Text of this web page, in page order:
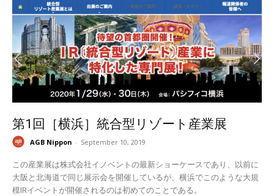
第1回［横浜］統合型リゾート産業展
AGB Nippon - September 10, 2019
この産業展は株式会社イノベントの最新ショーケースであり、以前に
大阪と北海道で同じ展示会を開催しているが、横浜でこのような大規
模IRイベントが開催されるのは初めてのことである。